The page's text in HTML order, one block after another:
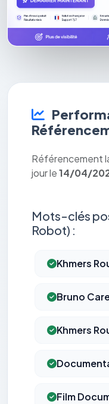
Référencement
jour le14/04/
Mots-clés
Robot) :
Khmers
Bruno
Khmers
Film